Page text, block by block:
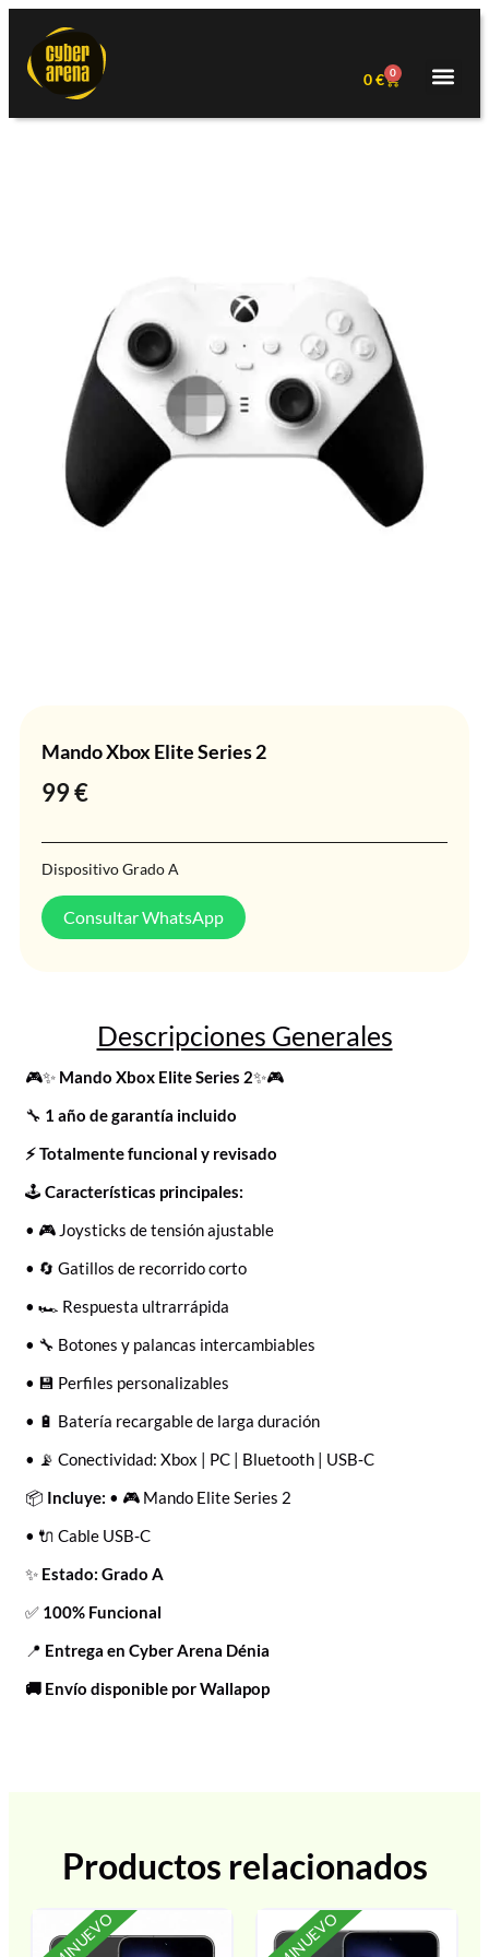
0€ 0
Mando Xbox Elite Series 2
99€
Dispositivo Grado A
Consultar WhatsApp
Descripciones Generales
🎮✨ Mando Xbox Elite Series 2✨🎮
🔧 1 año de garantía incluido
⚡ Totalmente funcional y revisado
🕹️ Características principales:
• 🎮 Joysticks de tensión ajustable
• 🔄 Gatillos de recorrido corto
• 🏎️ Respuesta ultrarrápida
• 🔧 Botones y palancas intercambiables
• 💾 Perfiles personalizables
• 🔋 Batería recargable de larga duración
• 📡 Conectividad: Xbox | PC | Bluetooth | USB‑C
📦 Incluye: • 🎮 Mando Elite Series 2
• 🔌 Cable USB‑C
✨ Estado: Grado A
✅ 100% Funcional
📍 Entrega en Cyber Arena Dénia
🚚 Envío disponible por Wallapop
Productos relacionados